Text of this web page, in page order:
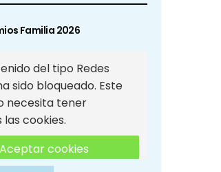
Familia 2026
del tipo Redes
sido bloqueado. Este
necesita tener
cookies.
Aceptar cookies